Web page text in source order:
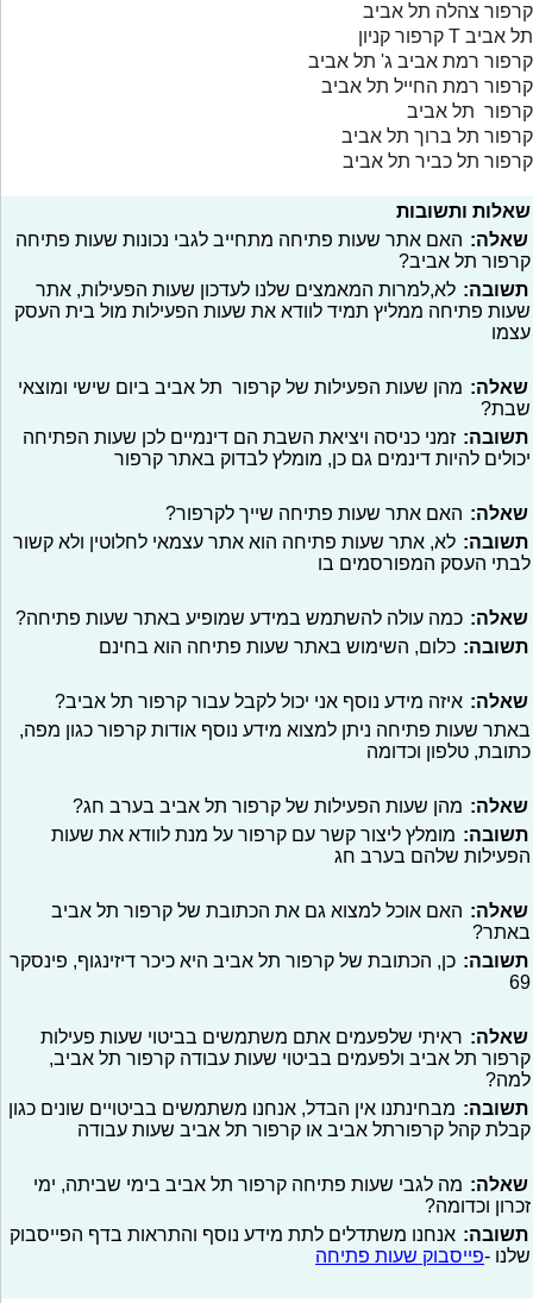
קרפור צהלה תל אביב
קרפור קניון T תל אביב
קרפור רמת אביב ג' תל אביב
קרפור רמת החייל תל אביב
קרפור תל אביב
קרפור תל ברוך תל אביב
קרפור תל כביר תל אביב
שאלות ותשובות
שאלה: האם אתר שעות פתיחה מתחייב לגבי נכונות שעות פתיחה
קרפור תל אביב?
תשובה: לא,למרות המאמצים שלנו לעדכון שעות הפעילות, אתר
שעות פתיחה ממליץ תמיד לוודא את שעות הפעילות מול בית העסק
עצמו
שאלה: מהן שעות הפעילות של קרפור תל אביב ביום שישי ומוצאי
שבת?
תשובה: זמני כניסה ויציאת השבת הם דינמיים לכן שעות הפתיחה
יכולים להיות דינמים גם כן, מומלץ לבדוק באתר קרפור
שאלה: האם אתר שעות פתיחה שייך לקרפור?
תשובה: לא, אתר שעות פתיחה הוא אתר עצמאי לחלוטין ולא קשור
לבתי העסק המפורסמים בו
שאלה: כמה עולה להשתמש במידע שמופיע באתר שעות פתיחה?
תשובה: כלום, השימוש באתר שעות פתיחה הוא בחינם
שאלה: איזה מידע נוסף אני יכול לקבל עבור קרפור תל אביב?
באתר שעות פתיחה ניתן למצוא מידע נוסף אודות קרפור כגון מפה,
כתובת, טלפון וכדומה
שאלה: מהן שעות הפעילות של קרפור תל אביב בערב חג?
תשובה: מומלץ ליצור קשר עם קרפור על מנת לוודא את שעות
הפעילות שלהם בערב חג
שאלה: האם אוכל למצוא גם את הכתובת של קרפור תל אביב
באתר?
תשובה: כן, הכתובת של קרפור תל אביב היא כיכר דיזינגוף, פינסקר
69
שאלה: ראיתי שלפעמים אתם משתמשים בביטוי שעות פעילות
קרפור תל אביב ולפעמים בביטוי שעות עבודה קרפור תל אביב,
למה?
תשובה: מבחינתנו אין הבדל, אנחנו משתמשים בביטויים שונים כגון
קבלת קהל קרפורתל אביב או קרפור תל אביב שעות עבודה
שאלה: מה לגבי שעות פתיחה קרפור תל אביב בימי שביתה, ימי
זכרון וכדומה?
תשובה: אנחנו משתדלים לתת מידע נוסף והתראות בדף הפייסבוק
שלנו -פייסבוק שעות פתיחה